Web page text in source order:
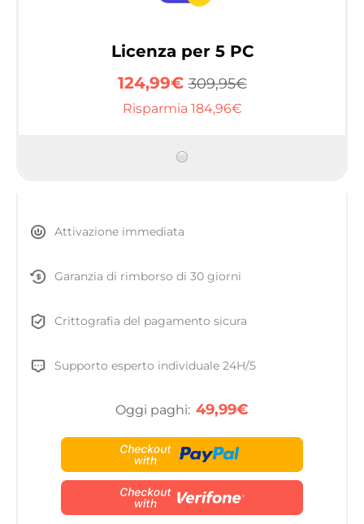
Licenza per 5 PC
124,99€309,95€
Risparmia 184,96€
Attivazione immediata
Garanzia di rimborso di 30 giorni
Crittografia del pagamento sicura
Supporto esperto individuale 24H/5
Oggi paghi: 49,99€